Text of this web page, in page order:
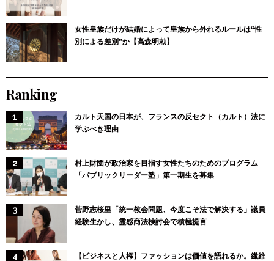
女性皇族だけが結婚によって皇族から外れるルールは“性
別による差別”か【高森明勅】
Ranking
カルト天国の日本が、フランスの反セクト（カルト）法に
学ぶべき理由
村上財団が政治家を目指す女性たちのためのプログラム
「パブリックリーダー塾」第一期生を募集
菅野志桜里「統一教会問題、今度こそ法で解決する」議員
経験生かし、霊感商法検討会で積極提言
【ビジネスと人権】ファッションは価値を語れるか。繊維